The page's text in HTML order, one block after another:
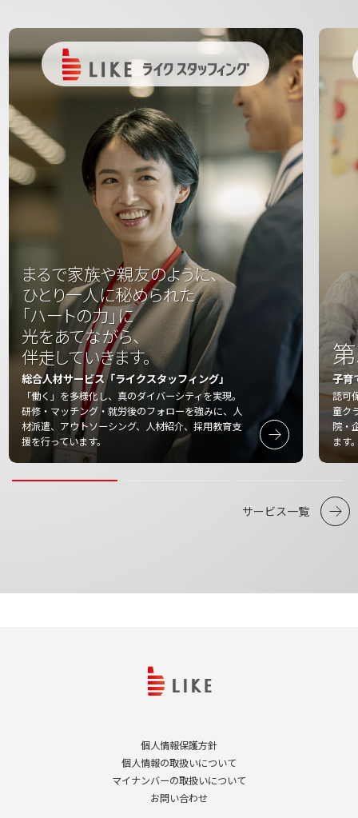
まるで家族や親友のように、
ひとり一人に秘められた
「ハートの力」に
光をあてながら、
伴走していきます。
総合人材サービス「ライクスタッフィング」
「働く」を多様化し、真のダイバーシティを実現。
研修・マッチング・就労後のフォローを強みに、人
材派遣、アウトソーシング、人材紹介、採用教育支
援を行っています。
子育
認可
童ク
院・
ます
サービス一覧
個人情報保護方針
個人情報の取扱いについて
マイナンバーの取扱いについて
お問い合わせ